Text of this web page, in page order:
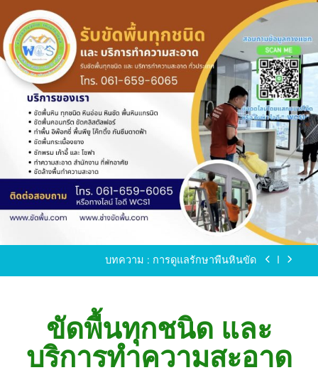
to
content
ขัดพื้นหินขัด อบต.แหลมบัวนครปฐม
ขัดพื้นหินอ่อน โทร.0616596065 ไลน์ WCS1
บทความ : การดูแลรักษาพื้นหินขัด
ขัดพื้นหินขัด อบต.แหลมบัวนครปฐม
ขัดพื้นหินอ่อน โทร.0616596065 ไลน์ WCS1
ขัดพื้นทุกชนิด และ
บริการทำความสะอาด